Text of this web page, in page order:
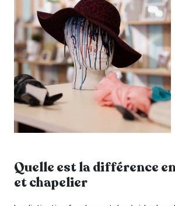
Quelle est la différence
et chapelier